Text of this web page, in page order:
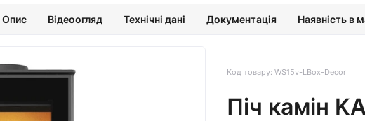
Опис Відеоогляд Технічні дані Документація Наявність в
Код товару: WS15v-LBox-Decor
Піч камін